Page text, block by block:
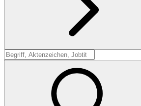
Suche